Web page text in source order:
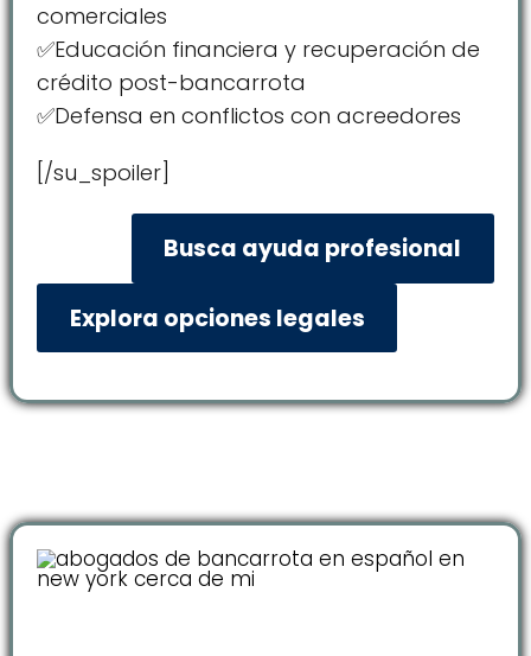
comerciales
✅Educación financiera y recuperación de
crédito post-bancarrota
✅Defensa en conflictos con acreedores
[/su_spoiler]
Busca ayuda profesional
Explora opciones legales